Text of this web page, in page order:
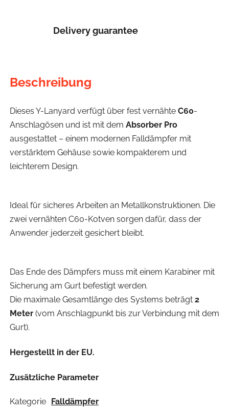
Delivery guarantee
Beschreibung
Dieses Y-Lanyard verfügt über fest vernähte C60-
Anschlagösen und ist mit dem Absorber Pro
ausgestattet – einem modernen Falldämpfer mit
verstärktem Gehäuse sowie kompakterem und
leichterem Design.
Ideal für sicheres Arbeiten an Metallkonstruktionen. Die
zwei vernähten C60-Kotven sorgen dafür, dass der
Anwender jederzeit gesichert bleibt.
Das Ende des Dämpfers muss mit einem Karabiner mit
Sicherung am Gurt befestigt werden.
Die maximale Gesamtlänge des Systems beträgt 2
Meter(vom Anschlagpunkt bis zur Verbindung mit dem
Gurt).
Hergestellt in der EU.
Zusätzliche Parameter
Kategorie Falldämpfer